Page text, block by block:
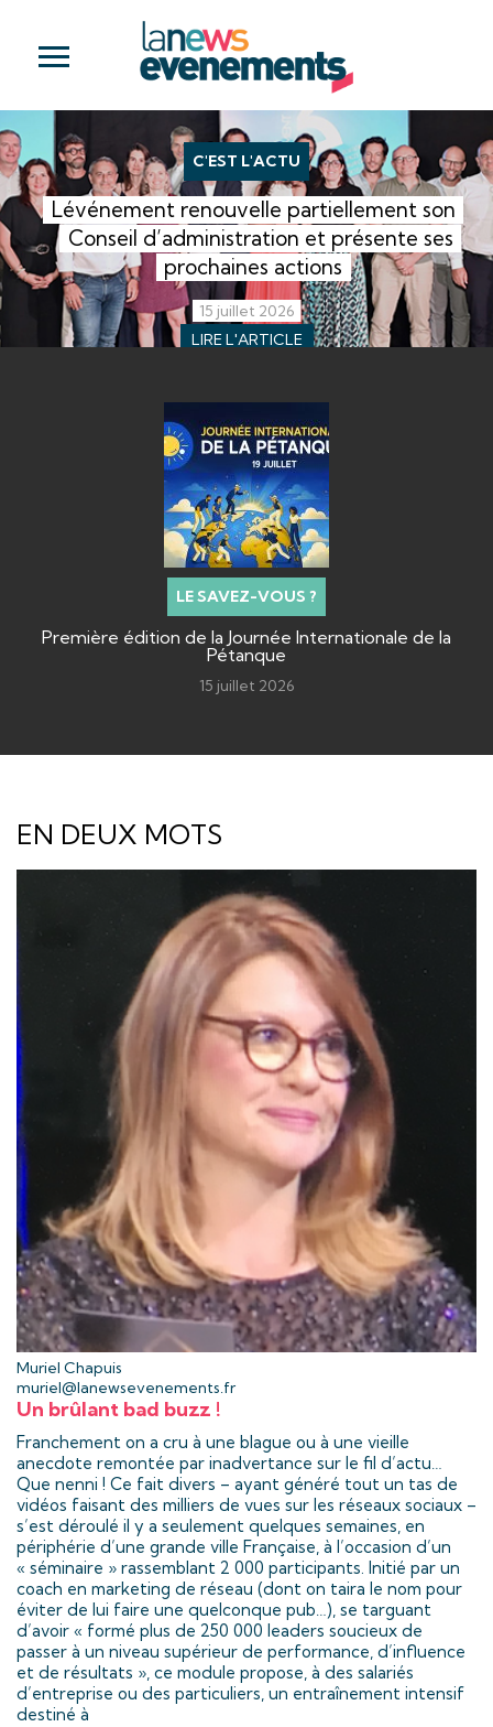
C'EST L'ACTU
Lévénement renouvelle partiellement son
Conseil d’administration et présente ses
prochaines actions
15 juillet 2026
LIRE L'ARTICLE
LE SAVEZ-VOUS ?
Première édition de la Journée Internationale de la
Pétanque
15 juillet 2026
EN DEUX MOTS
Muriel Chapuis
muriel@lanewsevenements.fr
Un brûlant bad buzz !
Franchement on a cru à une blague ou à une vieille
anecdote remontée par inadvertance sur le fil d’actu…
Que nenni ! Ce fait divers – ayant généré tout un tas de
vidéos faisant des milliers de vues sur les réseaux sociaux –
s’est déroulé il y a seulement quelques semaines, en
périphérie d’une grande ville Française, à l’occasion d’un
« séminaire » rassemblant 2 000 participants. Initié par un
coach en marketing de réseau (dont on taira le nom pour
éviter de lui faire une quelconque pub…), se targuant
d’avoir « formé plus de 250 000 leaders soucieux de
passer à un niveau supérieur de performance, d’influence
et de résultats », ce module propose, à des salariés
d’entreprise ou des particuliers, un entraînement intensif
destiné à